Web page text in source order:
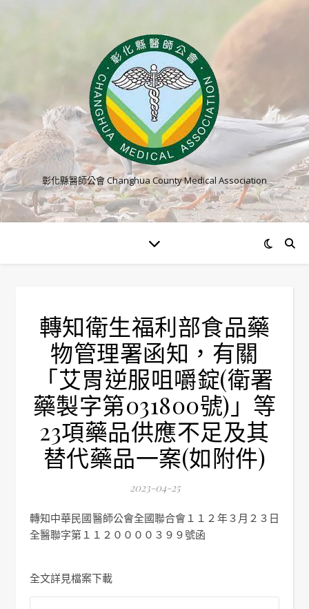
彰化縣醫師公會 Changhua County Medical Association
轉知衛生福利部食品藥
物管理署函知，有關
「艾胃逆服咀嚼錠(衛署
藥製字第031800號)」等
23項藥品供應不足及其
替代藥品一案(如附件)
2023-04-25
轉知中華民國醫師公會全國聯合會１１２年３月２３日
全醫聯字第１１２００００３９９號函
全文詳見檔案下載